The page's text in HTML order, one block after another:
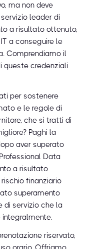
ma non deve
leader di
a risultato ottenuto,
a conseguire le
Comprendiamo il
queste credenziali
per sostenere
e le regole di
che si tratti di
Paghi la
aver superato
Data
a risultato
finanziario
superamento
di servizio che la
riservato,